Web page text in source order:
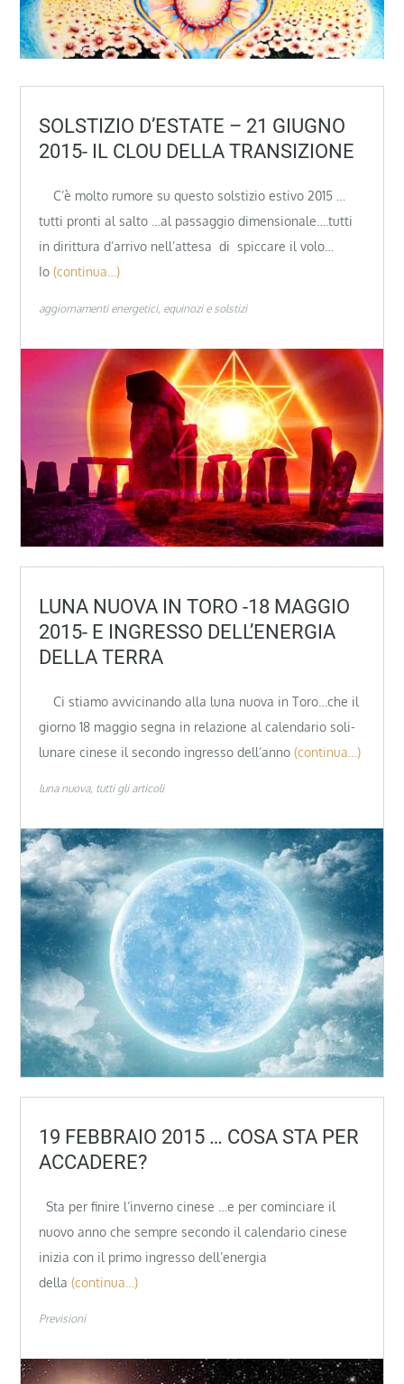
SOLSTIZIO D’ESTATE – 21 GIUGNO
2015- IL CLOU DELLA TRANSIZIONE
C’è molto rumore su questo solstizio estivo 2015 …
tutti pronti al salto …al passaggio dimensionale….tutti
in dirittura d’arrivo nell’attesa di spiccare il volo…
Io (continua…)
aggiornamenti energetici equinozi e solstizi
LUNA NUOVA IN TORO -18 MAGGIO
2015- E INGRESSO DELL’ENERGIA
DELLA TERRA
Ci stiamo avvicinando alla luna nuova in Toro…che il
giorno 18 maggio segna in relazione al calendario soli-
lunare cinese il secondo ingresso dell’anno (continua…)
luna nuova tutti gli articoli
19 FEBBRAIO 2015 … COSA STA PER
ACCADERE?
Sta per finire l’inverno cinese …e per cominciare il
nuovo anno che sempre secondo il calendario cinese
inizia con il primo ingresso dell’energia
della (continua…)
Previsioni